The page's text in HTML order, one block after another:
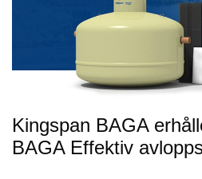
Kingspan BAGA
BAGA Effektiv